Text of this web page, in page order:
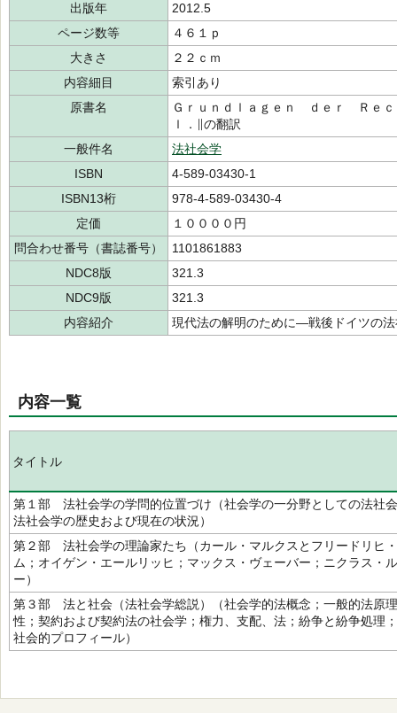
出版年
2012.5
ページ数等
４６１ｐ
大きさ
２２ｃｍ
内容細目
索引あり
原書名
Ｇｒｕｎｄｌａｇｅｎ ｄｅｒ Ｒｅｃ
ｌ．∥の翻訳
一般件名
法社会学
ISBN
4-589-03430-1
ISBN13桁
978-4-589-03430-4
定価
１００００円
問合わせ番号（書誌番号）
1101861883
NDC8版
321.3
NDC9版
321.3
内容紹介
現代法の解明のために―戦後ドイツの
内容一覧
タイトル
第１部 法社会学の学問的位置づけ（社会学の一分野としての法社
法社会学の歴史および現在の状況）
第２部 法社会学の理論家たち（カール・マルクスとフリードリヒ
ム；オイゲン・エールリッヒ；マックス・ヴェーバー；ニクラス・
ー）
第３部 法と社会（法社会学総説）（社会学的法概念；一般的法原
性；契約および契約法の社会学；権力、支配、法；紛争と紛争処理
社会的プロフィール）